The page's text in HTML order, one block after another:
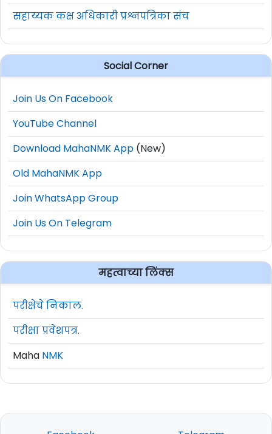
सहाय्यक कक्ष अधिकारी प्रश्नपत्रिका संच
Social Corner
Join Us On Facebook
YouTube Channel
Download MahaNMK App (New)
Old MahaNMK App
Join WhatsApp Group
Join Us On Telegram
महत्वाच्या लिंक्स
परीक्षेचे निकाल.
परीक्षा प्रवेशपत्र.
Maha NMK